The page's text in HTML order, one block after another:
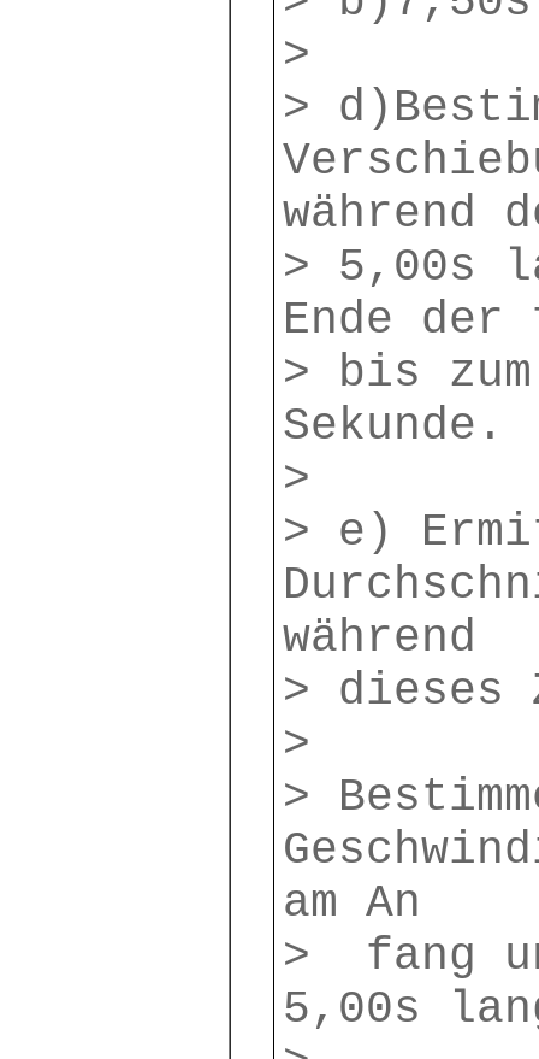
>
>
während
> 5,00s
Ende der
> bis
Sekunde.
>
> e)
während
>
>
>
am An
> fang
5,00s